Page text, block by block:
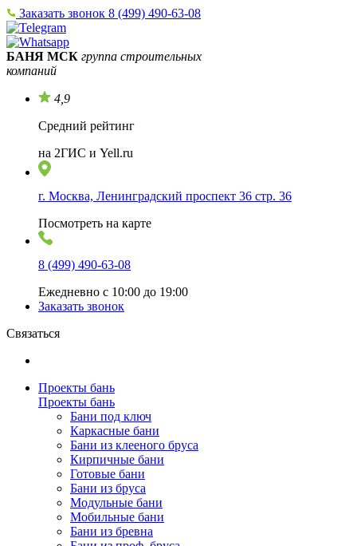
Заказать звонок 8 (499) 490-63-08
БАНЯ МСК группа строительных
компаний
4,9
Средний рейтинг
на 2ГИС и Yell.ru
г. Москва, Ленинградский проспект 36 стр. 36
Посмотреть на карте
8 (499) 490-63-08
Ежедневно с 10:00 до 19:00
Заказать звонок
Связаться
Проекты бань
Проекты бань
Бани под ключ
Каркасные бани
Бани из клееного бруса
Кирпичные бани
Готовые бани
Бани из бруса
Модульные бани
Мобильные бани
Бани из бревна